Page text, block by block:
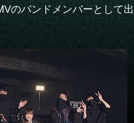
のバンドメンバーとして